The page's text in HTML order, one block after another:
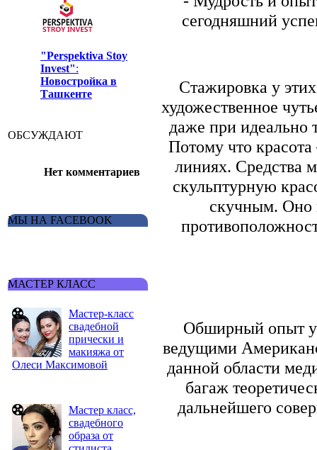
"Perspektiva Stoy
Invest":
Новостройка в
Ташкенте
ОБСУЖДАЮТ
Нет комментариев
МЫ НА FACEBOOK
МАСТЕР КЛАСС
Мастер-класс
свадебной
прически и
макияжа от
Олеси Максимовой
Мастер класс,
свадебного
образа от
сегодняшний
Стажировка у
художественное
даже при идеально
Потому что
линиях. Средства
скульптурную
скучным. Оно
Обширный опыт
ведущими
данной области
багаж
дальнейшего